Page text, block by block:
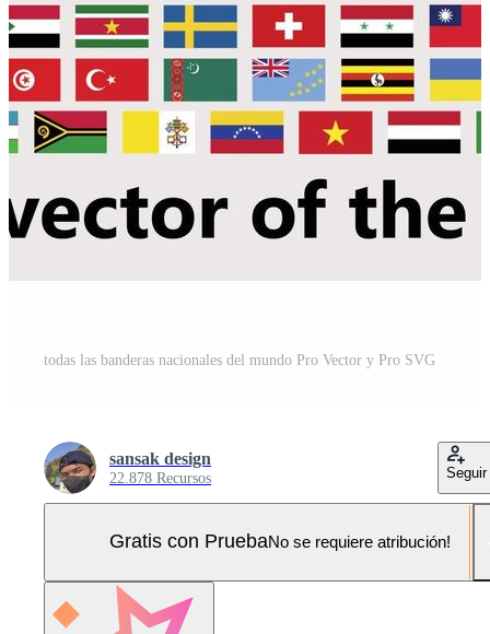
todas las banderas nacionales del mundo Pro Vector y Pro SVG
sansak design
22.878 Recursos Seguir
Gratis con PruebaNo se requiere atribución!